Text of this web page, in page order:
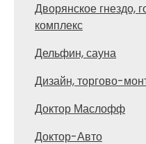
Дворянское гнездо,
комплекс
Дельфин, сауна
Дизайн, торгово-
Доктор Маслофф
Доктор-Авто